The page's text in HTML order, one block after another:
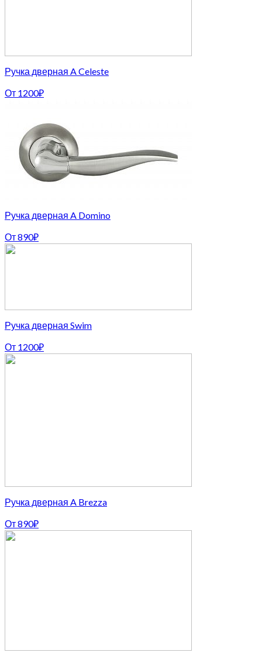
Ручка дверная A Celeste
От 1200₽
Ручка дверная A Domino
От890₽
Ручка дверная Swim
От 1200₽
Ручка дверная A Brezza
От890₽